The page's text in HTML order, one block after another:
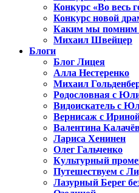
Конкурс «Во весь
Конкурс новой
Каким мы помним
Михаил Швейцер
Блоги
Блог Лицея
Алла Нестеренко
Михаил
Родословная с
Видоискатель с
Вернисаж с
Валентина
Лариса Хенинен
Олег Гальченко
Культурный
Путешествуем с
Лазурный Берег